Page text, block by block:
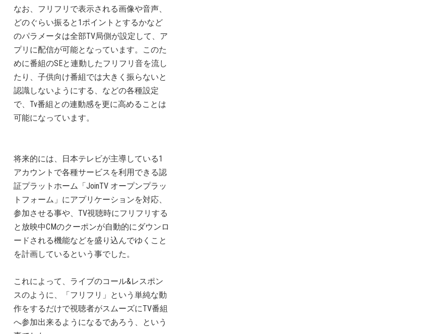
なお、フリフリで表示される画像や音声、
どのぐらい振ると1ポイントとするかなど
のパラメータは全部TV局側が設定して、ア
プリに配信が可能となっています。このた
めに番組のSEと連動したフリフリ音を流し
たり、子供向け番組では大きく振らないと
認識しないようにする、などの各種設定
で、Tv番組との連動感を更に高めることは
可能になっています。
将来的には、日本テレビが主導している1
アカウントで各種サービスを利用できる認
証プラットホーム「JoinTV オープンプラッ
トフォーム」にアプリケーションを対応、
参加させる事や、TV視聴時にフリフリする
と放映中CMのクーポンが自動的にダウンロ
ードされる機能などを盛り込んでゆくこと
を計画しているという事でした。
これによって、ライブのコール&レスポン
スのように、「フリフリ」という単純な動
作をするだけで視聴者がスムーズにTV番組
へ参加出来るようになるであろう、という